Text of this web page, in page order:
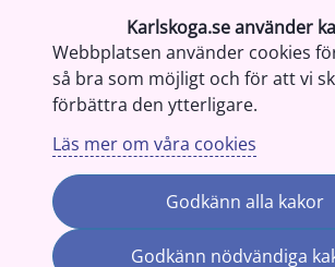
Karlskoga.se använder
Webbplatsen använder cookies
så bra som möjligt och för att vi
förbättra den ytterligare.
Läs mer om våra cookies
Godkänn alla kakor
Godkänn nödvändiga